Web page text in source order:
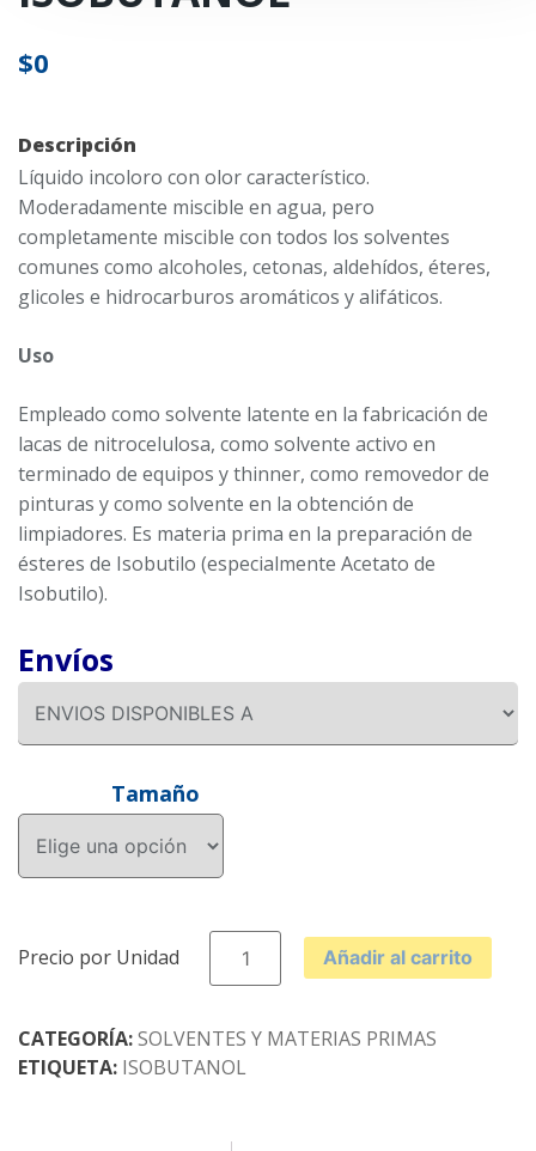
$0
Descripción
Líquido incoloro con olor característico.
Moderadamente miscible en agua, pero
completamente miscible con todos los solventes
comunes como alcoholes, cetonas, aldehídos, éteres,
glicoles e hidrocarburos aromáticos y alifáticos.
Uso
Empleado como solvente latente en la fabricación de
lacas de nitrocelulosa, como solvente activo en
terminado de equipos y thinner, como removedor de
pinturas y como solvente en la obtención de
limpiadores. Es materia prima en la preparación de
ésteres de Isobutilo (especialmente Acetato de
Isobutilo).
Envíos
Tamaño
ISOBUTANOL
cantidad
Añadir al carrito
CATEGORÍA:SOLVENTES Y MATERIAS PRIMAS
ETIQUETA: ISOBUTANOL